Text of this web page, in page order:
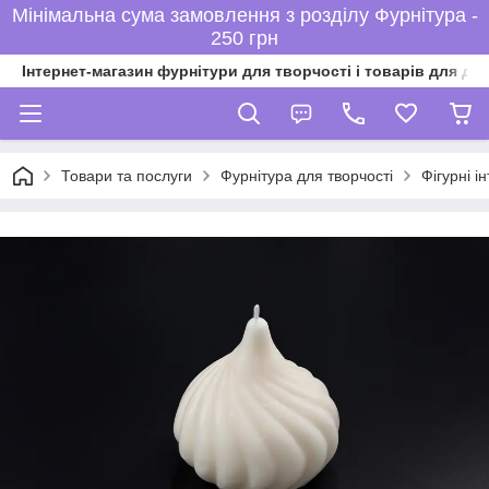
Мінімальна сума замовлення з розділу Фурнітура -
250 грн
Інтернет-магазин фурнітури для творчості і товарів для
Товари та послуги Фурнітура для творчості Фігурні